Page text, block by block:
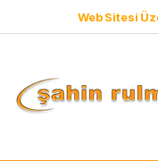
Web Sitesi